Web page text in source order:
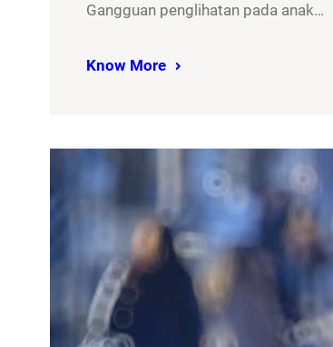
Gangguan penglihatan pada anak…
Know More